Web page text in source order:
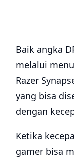
Baik angka
melalui
Razer
yang bisa
dengan
Ketika
gamer bisa